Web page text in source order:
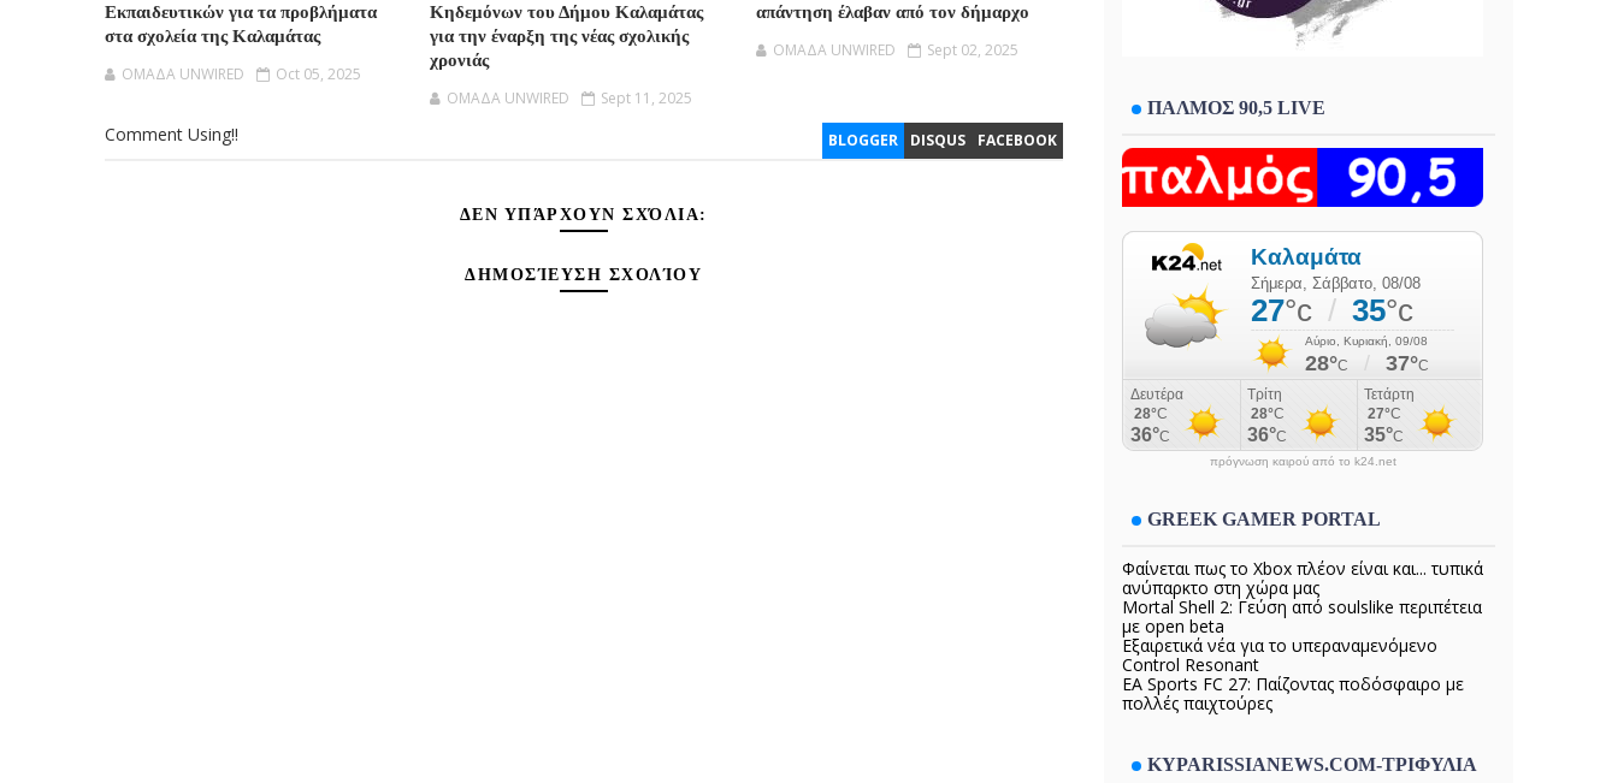
Εκπαιδευτικών για τα προβλήματα
στα σχολεία της Καλαμάτας
OMAΔΑ UNWIRED Oct 05, 2025
Κηδεμόνων του Δήμου Καλαμάτας
για την έναρξη της νέας σχολικής
χρονιάς
OMAΔΑ UNWIRED Sept 11, 2025
απάντηση έλαβαν από τον δήμαρχο
OMAΔΑ UNWIRED Sept 02, 2025
BLOGGER DISQUS FACEBOOK
Comment Using!!
ΔΕΝ ΥΠΆΡΧΟΥΝ ΣΧΌΛΙΑ:
ΔΗΜΟΣΊΕΥΣΗ ΣΧΟΛΊΟΥ
ΠΑΛΜΟΣ 90,5 LIVE
πρόγνωση καιρού από το k24.net
GREEK GAMER PORTAL
Φαίνεται πως το Xbox πλέον είναι και... τυπικά
ανύπαρκτο στη χώρα μας
Mortal Shell 2: Γεύση από soulslike περιπέτεια
με open beta
Εξαιρετικά νέα για το υπεραναμενόμενο
Control Resonant
EA Sports FC 27: Παίζοντας ποδόσφαιρο με
πολλές παιχτούρες
KYPARISSIANEWS.COM-ΤΡΙΦΥΛΙΑ